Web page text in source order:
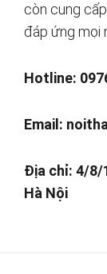
còn cung
đáp ứng mọi
Hotline:
Email:
Địa chỉ: 4/8/
Hà Nội